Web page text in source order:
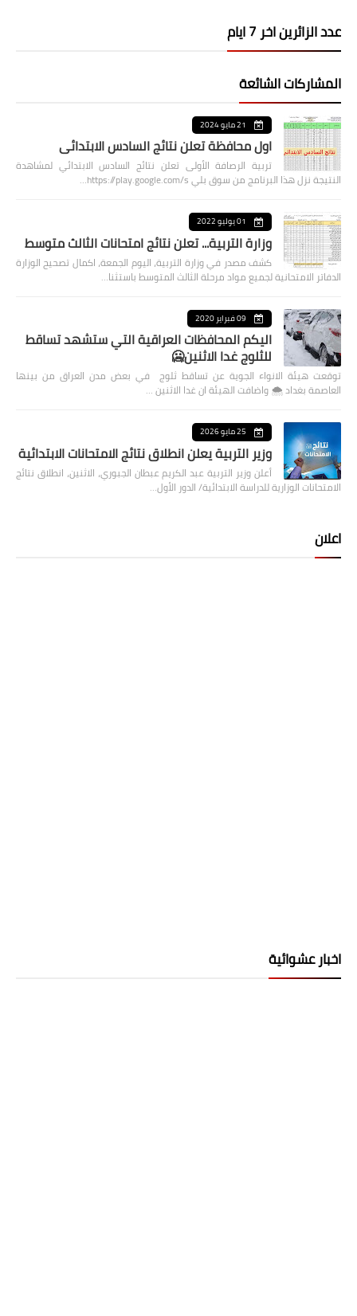
عدد الزائرين اخر 7 ايام
المشاركات الشائعة
21 مايو 2024
اول محافظة تعلن نتائج السادس الابتدائي
تربية الرصافة الأولى تعلن نتائج السادس الابتدائي لمشاهدة
النتيجة نزل هذا البرنامج من سوق بلي https://play.google.com/s…
01 يوليو 2022
وزارة التربية... تعلن نتائج امتحانات الثالث متوسط
كشف مصدر في وزارة التربية، اليوم الجمعة، اكمال تصحيح الوزارة
الدفاتر الامتحانية لجميع مواد مرحلة الثالث المتوسط باستثنا…
09 فبراير 2020
اليكم المحافظات العراقية التي ستشهد تساقط
للثلوج غدا الاثنين🥶
توقعت هيئة الانواء الجوية عن تساقط ثلوج في بعض مدن العراق من بينها
العاصمة بغداد ⁦🌨️⁩ واضافت الهيئة ان غدا الاثنين …
25 مايو 2026
وزير التربية يعلن انطلاق نتائج الامتحانات الابتدائية
أعلن وزير التربية عبد الكريم عبطان الجبوري، الاثنين، انطلاق نتائج
الامتحانات الوزارية للدراسة الابتدائية/ الدور الأول…
اعلان
اخبار عشوائية